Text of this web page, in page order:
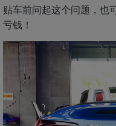
贴车前问起这个问题，也
亏钱！